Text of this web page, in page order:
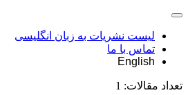
لیست نشریات به زبان انگلیسی
تماس با ما
English
تعداد مقالات: 1